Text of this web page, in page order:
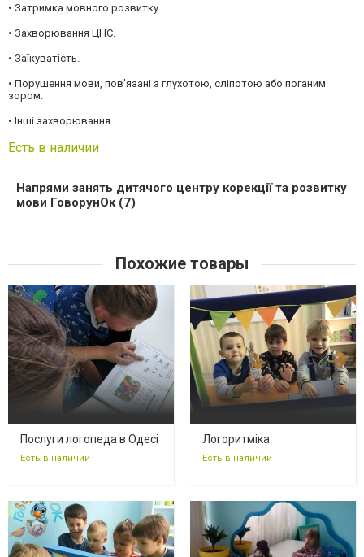
• Затримка мовного розвитку.
• Захворювання ЦНС.
• Заїкуватість.
• Порушення мови, пов'язані з глухотою, сліпотою або поганим
зором.
• Інші захворювання.
Есть в наличии
Напрями занять дитячого центру корекції та розвитку
мови ГоворунОк (7)
Похожие товары
Послуги логопеда в Одесі
Есть в наличии
Логоритміка
Есть в наличии